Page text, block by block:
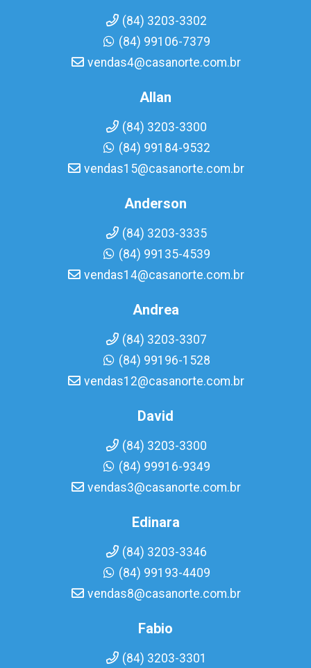
(84) 3203-3302
(84) 99106-7379
vendas4@casanorte.com.br
Allan
(84) 3203-3300
(84) 99184-9532
vendas15@casanorte.com.br
Anderson
(84) 3203-3335
(84) 99135-4539
vendas14@casanorte.com.br
Andrea
(84) 3203-3307
(84) 99196-1528
vendas12@casanorte.com.br
David
(84) 3203-3300
(84) 99916-9349
vendas3@casanorte.com.br
Edinara
(84) 3203-3346
(84) 99193-4409
vendas8@casanorte.com.br
Fabio
(84) 3203-3301